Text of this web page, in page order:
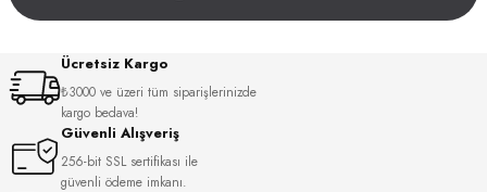
Ücretsiz Kargo
₺3000 ve üzeri tüm siparişlerinizde
kargo bedava!
Güvenli Alışveriş
256-bit SSL sertifikası ile
güvenli ödeme imkanı.